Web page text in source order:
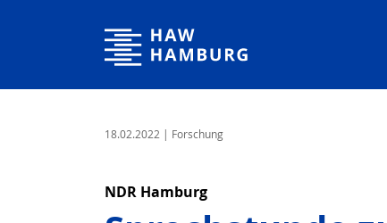
Hochschule für Angewandte Wissenschaften Hamburg
18.02.2022 | Forschung
NDR Hamburg